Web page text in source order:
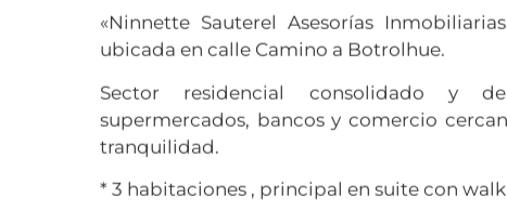
«Ninnette Sauterel Asesorías
ubicada en calle Camino a Botrolhue.
Sector residencial consolidado y
supermercados, bancos y comercio
tranquilidad.
* 3 habitaciones , principal en suite con